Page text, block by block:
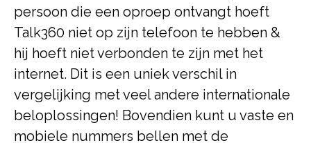
persoon die een oproep ontvangt hoeft
Talk360 niet op zijn telefoon te hebben &
hij hoeft niet verbonden te zijn met het
internet. Dit is een uniek verschil in
vergelijking met veel andere internationale
beloplossingen! Bovendien kunt u vaste en
mobiele nummers bellen met de